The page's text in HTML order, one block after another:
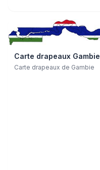
Carte drapeaux Gambie
Carte drapeaux de Gambie